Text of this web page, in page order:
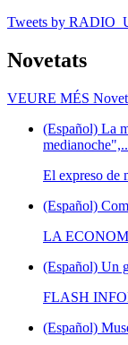
Tweets by
Novetats
VEURE MÉS
(Español) La
El expreso de
(Español)
LA
(Español) Un
FLASH
(Español)